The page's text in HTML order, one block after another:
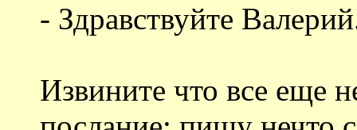
- Здравствуйте
Извините что все еще